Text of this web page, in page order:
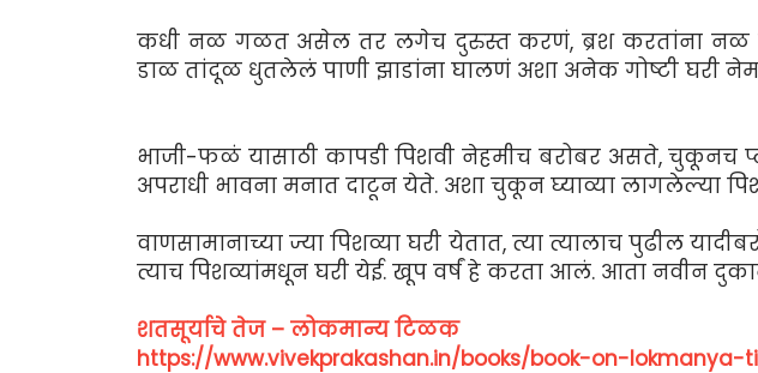
कधी नळ गळत असेल तर लगेच दुरुस्त करणं, ब्रश करतांना नळ
डाळ तांदूळ धुतलेलं पाणी झाडांना घालणं अशा अनेक गोष्टी घरी
भाजी-फळं यासाठी कापडी पिशवी नेहमीच बरोबर असते, चुकूनच
अपराधी भावना मनात दाटून येते. अशा चुकून घ्याव्या लागलेल्या
वाणसामानाच्या ज्या पिशव्या घरी येतात, त्या त्यालाच पुढील
त्याच पिशव्यांमधून घरी येई. खूप वर्षं हे करता आलं. आता नवीन
शतसूर्याचे तेज – लोकमान्य टिळक
https://www.vivekprakashan.in/books/book-on-lokmanya-